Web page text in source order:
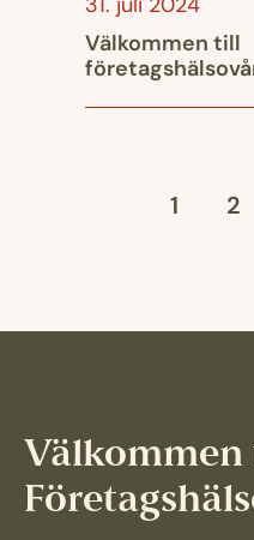
31. juli 2024
Välkommen till
1 2